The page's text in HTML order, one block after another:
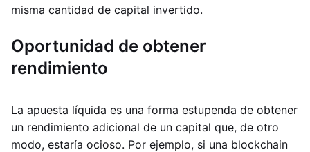
misma cantidad de capital invertido.
Oportunidad de obtener
rendimiento
La apuesta líquida es una forma estupenda de obtener
un rendimiento adicional de un capital que, de otro
modo, estaría ocioso. Por ejemplo, si una blockchain